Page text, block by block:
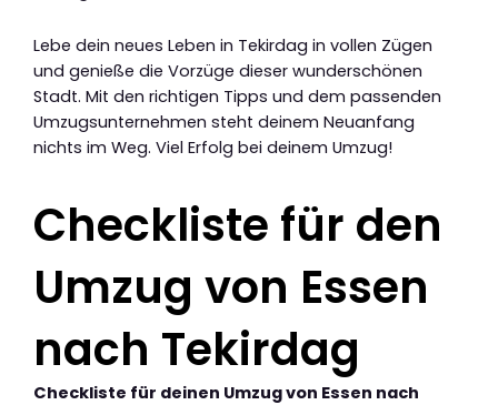
Lebe dein neues Leben in Tekirdag in vollen Zügen
und genieße die Vorzüge dieser wunderschönen
Stadt. Mit den richtigen Tipps und dem passenden
Umzugsunternehmen steht deinem Neuanfang
nichts im Weg. Viel Erfolg bei deinem Umzug!
Checkliste für den
Umzug von Essen
nach Tekirdag
Checkliste für deinen Umzug von Essen nach